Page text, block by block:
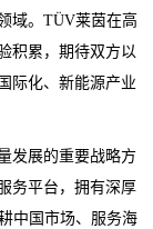
域。TÜV莱茵在高
积累，期待双方以
际化、新能源产业
发展的重要战略方
务平台，拥有深厚
中国市场、服务海